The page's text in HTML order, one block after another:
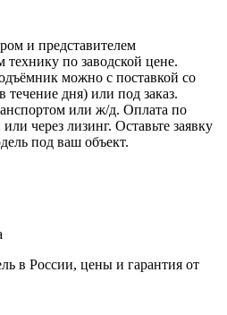
и представителем
по заводской цене.
можно с поставкой со
течение дня) или под заказ.
или ж/д. Оплата по
через лизинг. Оставьте заявку
под ваш объект.
в России, цены и гарантия от